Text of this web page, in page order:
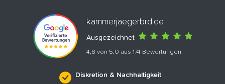
kammerjaegerbrd.de
Ausgezeichnet
4,8 von 5,0 aus 174 Bewertungen
Diskretion & Nachhaltigkeit